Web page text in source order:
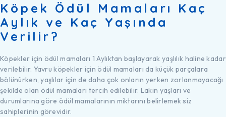
Köpek Ödül Mamaları Kaç
Aylık ve Kaç Yaşında
Verilir?
Köpekler için ödül mamaları 1 Aylıktan başlayarak yaşlılık haline kadar
verilebilir. Yavru köpekler için ödül mamaları da küçük parçalara
bölünürken, yaşlılar için de daha çok onların yerken zorlanmayacağı
şekilde olan ödül mamaları tercih edilebilir. Lakin yaşları ve
durumlarına göre ödül mamalarının miktarını belirlemek siz
sahiplerinin görevidir.